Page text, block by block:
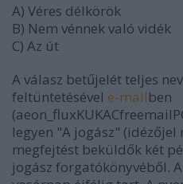
A) Véres délkörök
B) Nem vénnek való vidék
C) Az út
A válasz betűjelét teljes
feltüntetésével e-mailben
legyen "A jogász" (idézőjel
megfejtést beküldők két
jogász forgatókönyvéből.